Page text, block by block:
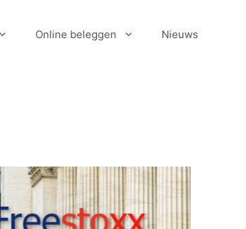
Online beleggen Nieuws